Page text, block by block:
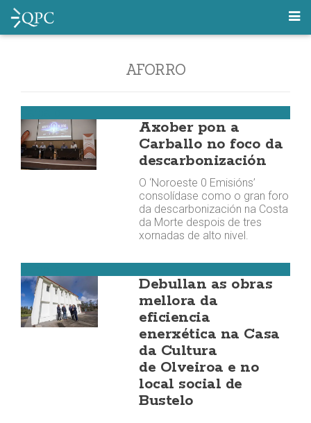
AFORRO
Axober pon a
Carballo no foco da
descarbonización
O ‘Noroeste 0 Emisións’
consolídase como o gran foro
da descarbonización na Costa
da Morte despois de tres
xornadas de alto nivel.
Debullan as obras
mellora da
eficiencia
enerxética na Casa
da Cultura
de Olveiroa e no
local social de
Bustelo